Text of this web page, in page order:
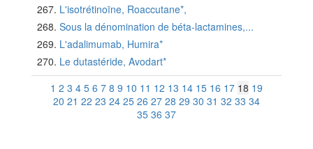
L'isotrétinoïne, Roaccutane*,
Sous la dénomination de béta-lactamines,...
L'adalimumab, Humira*
Le dutastéride, Avodart*
1 2 3 4 5 6 7 8 9 10 11 12 13 14 15 16 17 18 19
20 21 22 23 24 25 26 27 28 29 30 31 32 33 34
35 36 37